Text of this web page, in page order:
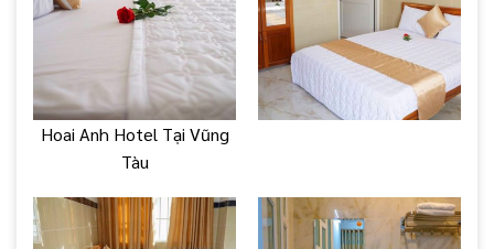
Hoai Anh Hotel Tại Vũng
Tàu